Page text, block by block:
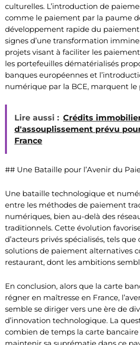
culturelles. L’introduction de
comme le paiement par la paume
développement rapide du
signes d’une transformation
projets visant à faciliter les
les portefeuilles dématérialisés
banques européennes et
numérique par la BCE, marquent le
Lire aussi : Crédits
d'assouplissement prévu
France
## Une Bataille pour l’Avenir du
Une bataille technologique et
entre les méthodes de paiement
numériques, bien au-delà des
traditionnels. Cette évolution
d’acteurs privés spécialisés, tels
solutions de paiement alternatives
restaurant, dont les ambitions
En conclusion, alors que la carte
régner en maîtresse en France,
semble se diriger vers une ère de
d’innovation technologique. La
combien de temps la carte
maintenir sa suprématie dans ce